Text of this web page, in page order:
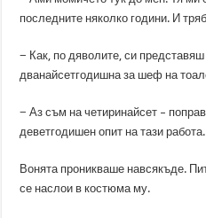
последните няколко години. И
− Как, по дяволите, си
дванайсетгодишна за шеф на
− Аз съм на четиринайсет –
деветгодишен опит на тази работа.
Вонята проникваше навсякъде.
се наслои в костюма му.